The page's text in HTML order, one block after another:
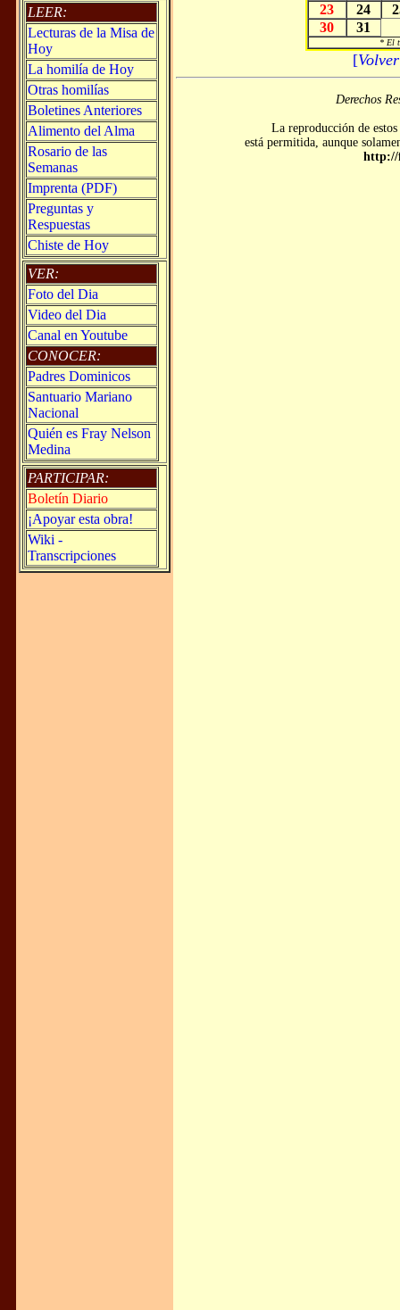
LEER:
Lecturas de la Misa de
Hoy
La homilía de Hoy
Otras homilías
Boletines Anteriores
Alimento del Alma
Rosario de las
Semanas
Imprenta (PDF)
Preguntas y
Respuestas
Chiste de Hoy
VER:
Foto del Dia
Video del Dia
Canal en Youtube
CONOCER:
Padres Dominicos
Santuario Mariano
Nacional
Quién es Fray Nelson
Medina
PARTICIPAR:
Boletín Diario
¡Apoyar esta obra!
Wiki -
Transcripciones
23
24
30
31
* El
[
Derechos
La reproducción de
está permitida, aunque
http://